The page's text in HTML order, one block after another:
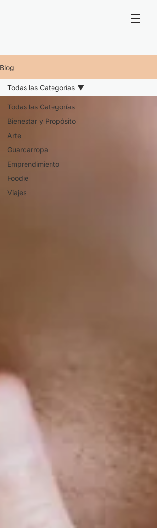
Blog
Todas las Categorías
Bienestar y Propósito
Arte
Guardarropa
Emprendimiento
Foodie
Viajes
Todas las Categorías